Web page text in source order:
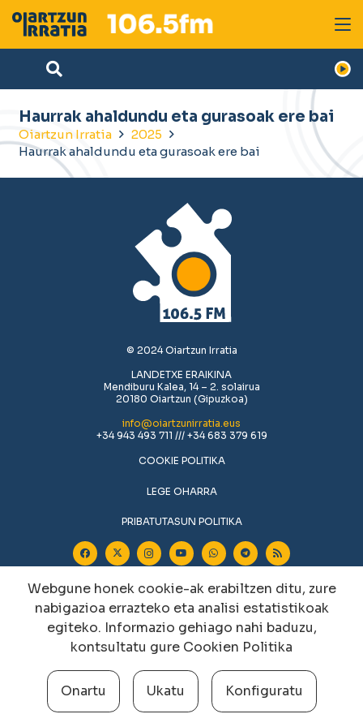
Haurrak ahaldundu eta gurasoak ere bai
Oiartzun Irratia
2025
Haurrak ahaldundu eta gurasoak ere bai
© 2024 Oiartzun Irratia
LANDETXE ERAIKINA
Mendiburu Kalea, 14 – 2. solairua
20180 Oiartzun (Gipuzkoa)
info@oiartzunirratia.eus
+34 943 493 711 /// +34 683 379 619
COOKIE POLITIKA
LEGE OHARRA
PRIBATUTASUN POLITIKA
Cookien konfigurazioa aldatu
Webgune honek cookie-ak erabiltzen ditu, zure
nabigazioa errazteko eta analisi estatistikoak
egiteko. Informazio gehiago nahi baduzu,
kontsultatu gure Cookien Politika
Onartu Ukatu Konfiguratu